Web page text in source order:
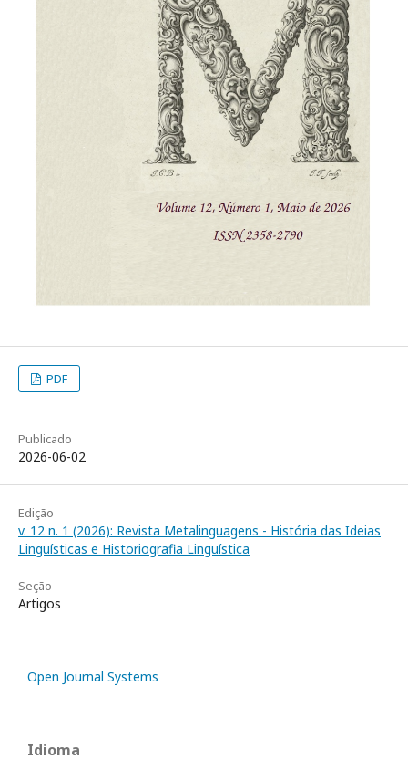
PDF
Publicado
2026-06-02
Edição
v. 12 n. 1 (2026): Revista Metalinguagens - História das Ideias
Linguísticas e Historiografia Linguística
Seção
Artigos
Open Journal Systems
Idioma